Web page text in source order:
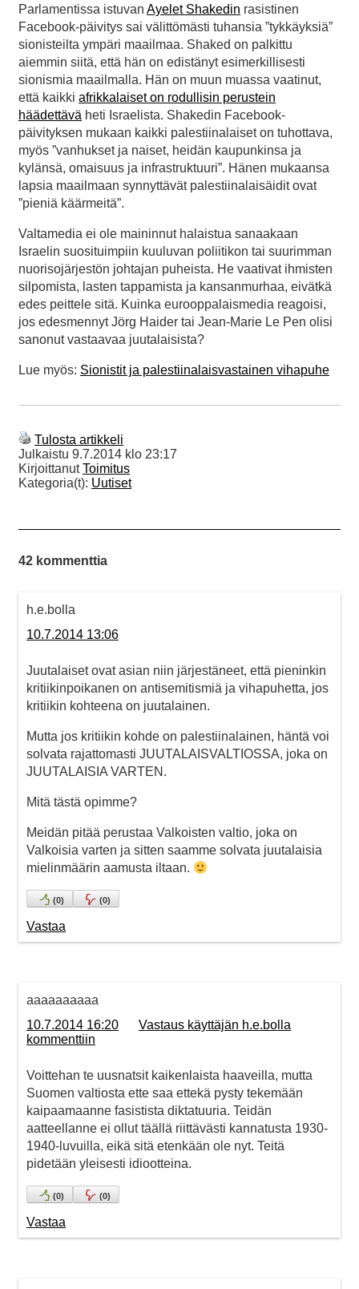
Parlamentissa istuvan Ayelet Shakedin rasistinen
Facebook-päivitys sai välittömästi tuhansia ”tykkäyksiä”
sionisteilta ympäri maailmaa. Shaked on palkittu
aiemmin siitä, että hän on edistänyt esimerkillisesti
sionismia maailmalla. Hän on muun muassa vaatinut,
että kaikki afrikkalaiset on rodullisin perustein
häädettävä heti Israelista. Shakedin Facebook-
päivityksen mukaan kaikki palestiinalaiset on tuhottava,
myös ”vanhukset ja naiset, heidän kaupunkinsa ja
kylänsä, omaisuus ja infrastruktuuri”. Hänen mukaansa
lapsia maailmaan synnyttävät palestiinalaisäidit ovat
”pieniä käärmeitä”.
Valtamedia ei ole maininnut halaistua sanaakaan
Israelin suosituimpiin kuuluvan poliitikon tai suurimman
nuorisojärjestön johtajan puheista. He vaativat ihmisten
silpomista, lasten tappamista ja kansanmurhaa, eivätkä
edes peittele sitä. Kuinka eurooppalaismedia reagoisi,
jos edesmennyt Jörg Haider tai Jean-Marie Le Pen olisi
sanonut vastaavaa juutalaisista?
Lue myös: Sionistit ja palestiinalaisvastainen vihapuhe
Tulosta artikkeli
Julkaistu 9.7.2014 klo 23:17
KirjoittanutToimitus
Kategoria(t): Uutiset
42 kommenttia
h.e.bolla
10.7.2014 13:06
Juutalaiset ovat asian niin järjestäneet, että pieninkin
kritiikinpoikanen on antisemitismiä ja vihapuhetta, jos
kritiikin kohteena on juutalainen.
Mutta jos kritiikin kohde on palestiinalainen, häntä voi
solvata rajattomasti JUUTALAISVALTIOSSA, joka on
JUUTALAISIA VARTEN.
Mitä tästä opimme?
Meidän pitää perustaa Valkoisten valtio, joka on
Valkoisia varten ja sitten saamme solvata juutalaisia
mielinmäärin aamusta iltaan.
(0) (0)
Vastaa
aaaaaaaaaa
10.7.2014 16:20
Vastaus käyttäjän h.e.bolla
kommenttiin
Voittehan te uusnatsit kaikenlaista haaveilla, mutta
Suomen valtiosta ette saa ettekä pysty tekemään
kaipaamaanne fasistista diktatuuria. Teidän
aatteellanne ei ollut täällä riittävästi kannatusta 1930-
1940-luvuilla, eikä sitä etenkään ole nyt. Teitä
pidetään yleisesti idiootteina.
(0) (0)
Vastaa